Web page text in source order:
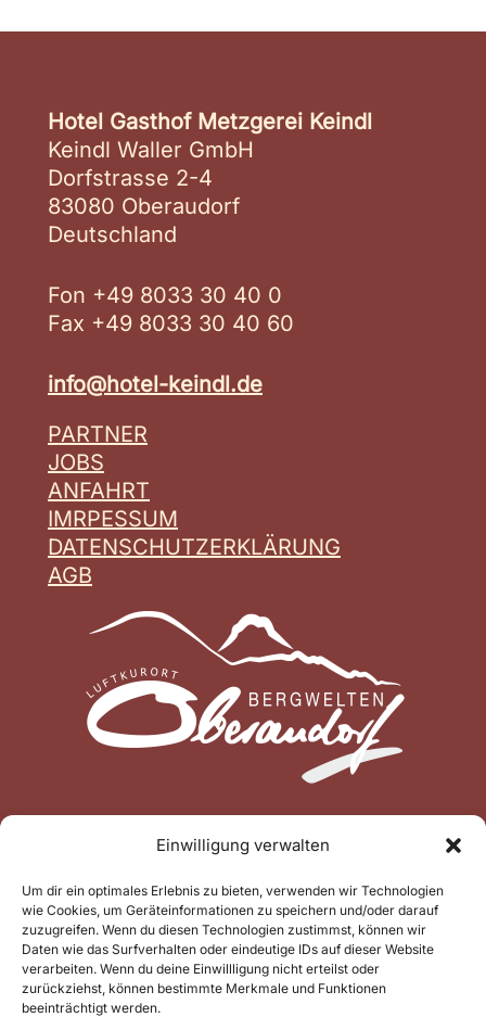
Einwilligung verwalten
Um dir ein optimales Erlebnis zu bieten, verwenden wir Technologien
wie Cookies, um Geräteinformationen zu speichern und/oder darauf
zuzugreifen. Wenn du diesen Technologien zustimmst, können wir
Daten wie das Surfverhalten oder eindeutige IDs auf dieser Website
verarbeiten. Wenn du deine Einwillligung nicht erteilst oder
zurückziehst, können bestimmte Merkmale und Funktionen
beeinträchtigt werden.
Hotel Gasthof Metzgerei Keindl
Keindl Waller GmbH
Dorfstrasse 2-4
83080 Oberaudorf
Deutschland
Fon +49 8033 30 40 0
Fax +49 8033 30 40 60
info@hotel-keindl.de
PARTNER
JOBS
ANFAHRT
IMRPESSUM
DATENSCHUTZERKLÄRUNG
AGB